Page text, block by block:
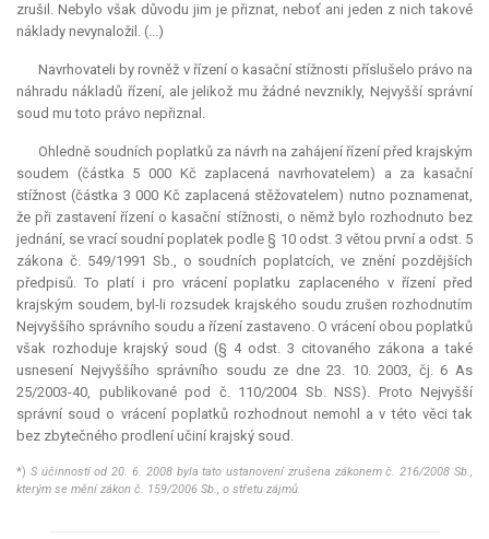
zrušil. Nebylo však důvodu jim je přiznat, neboť ani jeden z nich takové
náklady nevynaložil. (...)
Navrhovateli by rovněž v řízení o kasační stížnosti příslušelo právo na
náhradu nákladů řízení, ale jelikož mu žádné nevznikly, Nejvyšší správní
soud mu toto právo nepřiznal.
Ohledně soudních poplatků za návrh na zahájení řízení před krajským
soudem (částka 5 000 Kč zaplacená navrhovatelem) a za kasační
stížnost (částka 3 000 Kč zaplacená stěžovatelem) nutno poznamenat,
že při zastavení řízení o kasační stížnosti, o němž bylo rozhodnuto bez
jednání, se vrací soudní poplatek podle § 10 odst. 3 větou první a odst. 5
zákona č. 549/1991 Sb., o soudních poplatcích, ve znění pozdějších
předpisů. To platí i pro vrácení poplatku zaplaceného v řízení před
krajským soudem, byl-li rozsudek krajského soudu zrušen rozhodnutím
Nejvyššího správního soudu a řízení zastaveno. O vrácení obou poplatků
však rozhoduje krajský soud (§ 4 odst. 3 citovaného zákona a také
usnesení Nejvyššího správního soudu ze dne 23. 10. 2003, čj. 6 As
25/2003-40, publikované pod č. 110/2004 Sb. NSS). Proto Nejvyšší
správní soud o vrácení poplatků rozhodnout nemohl a v této věci tak
bez zbytečného prodlení učiní krajský soud.
*) S účinností od 20. 6. 2008 byla tato ustanovení zrušena zákonem č. 216/2008 Sb.,
kterým se mění zákon č. 159/2006 Sb., o střetu zájmů.